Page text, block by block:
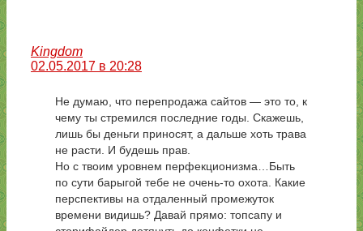
Kingdom
02.05.2017 в 20:28
Не думаю, что перепродажа сайтов — это то, к
чему ты стремился последние годы. Скажешь,
лишь бы деньги приносят, а дальше хоть трава
не расти. И будешь прав.
Но с твоим уровнем перфекционизма…Быть
по сути барыгой тебе не очень-то охота. Какие
перспективы на отдаленный промежуток
времени видишь? Давай прямо: топсапу и